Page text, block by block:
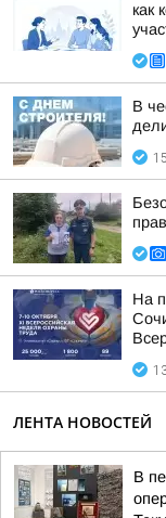
как
В
На
ЛЕНТА НОВОСТЕЙ
В